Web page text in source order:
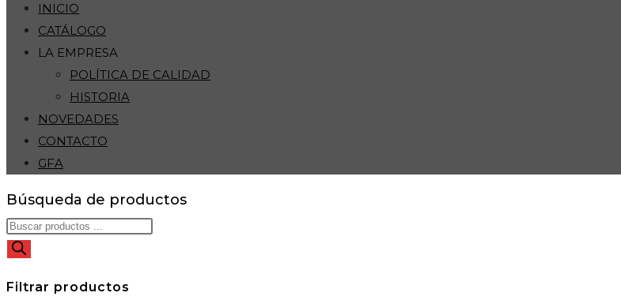
INICIO
CATÁLOGO
LA EMPRESA
POLÍTICA DE CALIDAD
HISTORIA
NOVEDADES
CONTACTO
GFA
Búsqueda de productos
Filtrar productos